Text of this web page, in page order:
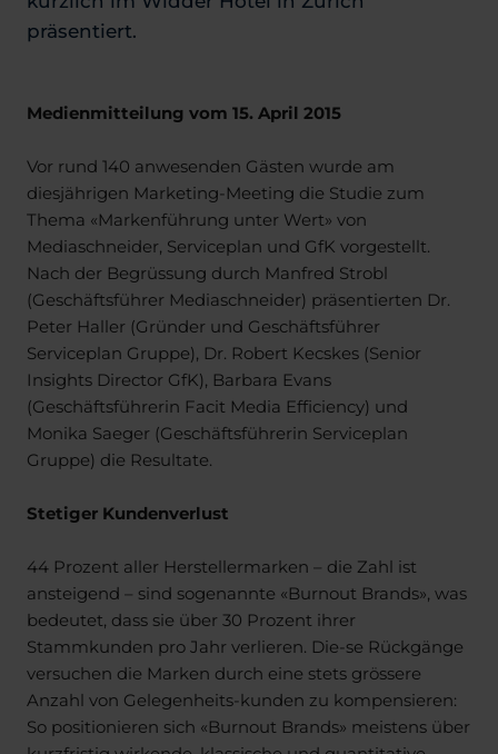
präsentiert.
Medienmitteilung vom 15. April 2015
Vor rund 140 anwesenden Gästen wurde am
diesjährigen Marketing-Meeting die Studie zum
Thema «Markenführung unter Wert» von
Mediaschneider, Serviceplan und GfK vorgestellt.
Nach der Begrüssung durch Manfred Strobl
(Geschäftsführer Mediaschneider) präsentierten Dr.
Peter Haller (Gründer und Geschäftsführer
Serviceplan Gruppe), Dr. Robert Kecskes (Senior
Insights Director GfK), Barbara Evans
(Geschäftsführerin Facit Media Efficiency) und
Monika Saeger (Geschäftsführerin Serviceplan
Gruppe) die Resultate.
Stetiger Kundenverlust
44 Prozent aller Herstellermarken – die Zahl ist
ansteigend – sind sogenannte «Burnout Brands», was
bedeutet, dass sie über 30 Prozent ihrer
Stammkunden pro Jahr verlieren. Die-se Rückgänge
versuchen die Marken durch eine stets grössere
Anzahl von Gelegenheits-kunden zu kompensieren:
So positionieren sich «Burnout Brands» meistens über